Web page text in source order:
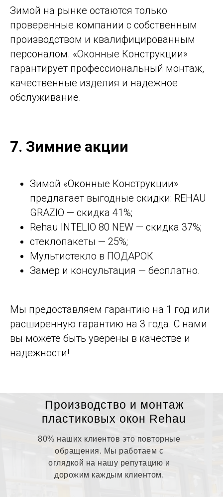
Зимой на рынке остаются только
проверенные компании с собственным
производством и квалифицированным
персоналом. «Оконные Конструкции»
гарантирует профессиональный монтаж,
качественные изделия и надежное
обслуживание.
7. Зимние акции
Зимой «Оконные Конструкции»
предлагает выгодные скидки: REHAU
GRAZIO — скидка 41%;
Rehau INTELIO 80 NEW — скидка 37%;
стеклопакеты — 25%;
Мультистекло в ПОДАРОК
Замер и консультация — бесплатно.
Мы предоставляем гарантию на 1 год или
расширенную гарантию на 3 года. С нами
вы можете быть уверены в качестве и
надежности!
Производство и монтаж
пластиковых окон Rehau
80% наших клиентов это повторные
обращения. Мы работаем с
оглядкой на нашу репутацию и
дорожим каждым клиентом.